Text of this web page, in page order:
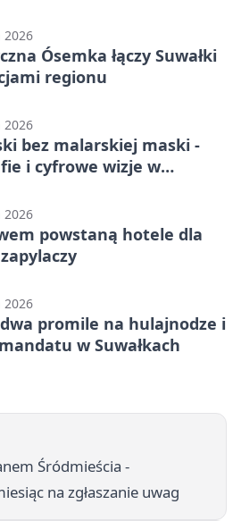
Ósemka łączy Suwałki
regionu
bez malarskiej maski -
i cyfrowe wizje w
powstaną hotele dla
promile na hulajnodze i
mandatu w Suwałkach
Śródmieścia -
na zgłaszanie uwag